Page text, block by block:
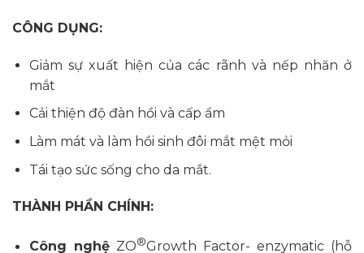
CÔNG DỤNG:
Giảm sự xuất hiện của các rãnh và nếp nhăn ở
mắt
Cải thiện độ đàn hồi và cấp ẩm
Làm mát và làm hồi sinh đôi mắt mệt mỏi
Tái tạo sức sống cho da mắt.
THÀNH PHẦN CHÍNH:
Công nghệ ZO®Growth Factor- enzymatic (hỗ